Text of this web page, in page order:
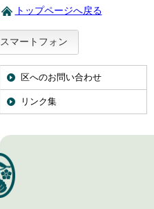
トップページへ戻る
スマートフォン
区へのお問い合わせ
リンク集